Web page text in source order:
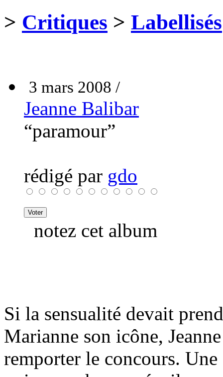
> Critiques > Labellisés
3 mars 2008 /
Jeanne Balibar
“paramour”
rédigé par gdo
notez cet album
Si la sensualité devait
Marianne son icône,
remporter le concours.